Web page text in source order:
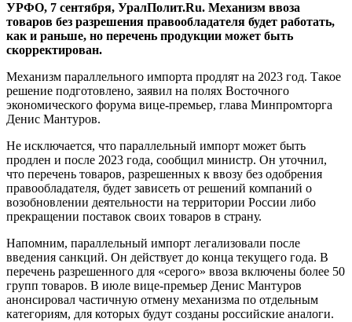
УРФО, 7 сентября, УралПолит.Ru. Механизм ввоза
товаров без разрешения правообладателя будет работать,
как и раньше, но перечень продукции может быть
скорректирован.
Механизм параллельного импорта продлят на 2023 год. Такое
решение подготовлено, заявил на полях Восточного
экономического форума вице-премьер, глава Минпромторга
Денис Мантуров.
Не исключается, что параллельный импорт может быть
продлен и после 2023 года, сообщил министр. Он уточнил,
что перечень товаров, разрешенных к ввозу без одобрения
правообладателя, будет зависеть от решений компаний о
возобновлении деятельности на территории России либо
прекращении поставок своих товаров в страну.
Напомним, параллельный импорт легализовали после
введения санкций. Он действует до конца текущего года. В
перечень разрешенного для «серого» ввоза включены более 50
групп товаров. В июле вице-премьер Денис Мантуров
анонсировал частичную отмену механизма по отдельным
категориям, для которых будут созданы российские аналоги.